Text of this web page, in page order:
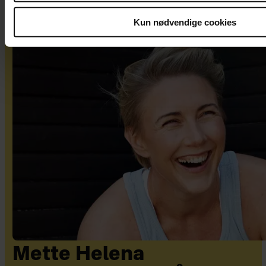
Kun nødvendige cookies
Mette Helena